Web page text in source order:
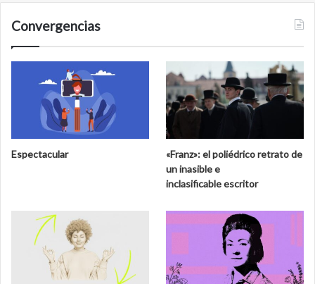
Convergencias
Espectacular
«Franz»: el poliédrico retrato de
un inasible e
inclasificable escritor